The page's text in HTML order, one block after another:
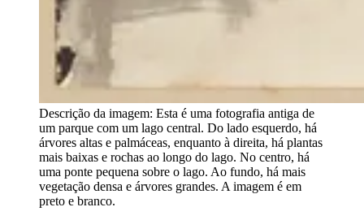
Descrição da imagem: Esta é uma fotografia antiga de
um parque com um lago central. Do lado esquerdo, há
árvores altas e palmáceas, enquanto à direita, há plantas
mais baixas e rochas ao longo do lago. No centro, há
uma ponte pequena sobre o lago. Ao fundo, há mais
vegetação densa e árvores grandes. A imagem é em
preto e branco.